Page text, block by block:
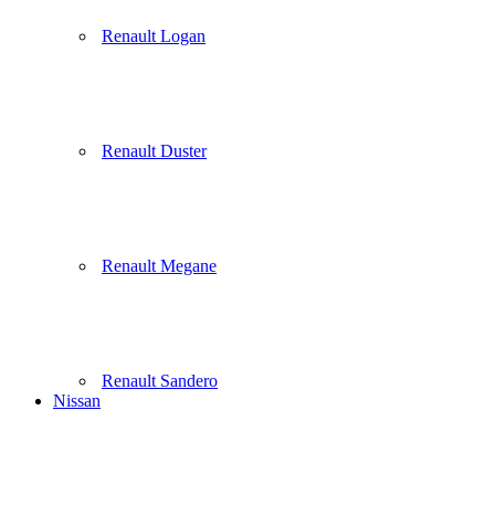
Renault Logan
Renault Duster
Renault Megane
Renault Sandero
Nissan